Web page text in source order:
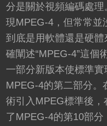
分是關於視頻編碼處
現MPEG-4，但常常並
到底是用軟體還是硬
確闡述“MPEG-4”這個
一部分新版本使標準
MPEG-4的第二部分。
術引入MPEG標準後
了MPEG-4的第10部